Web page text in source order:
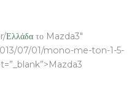
Ελλάδα το Mazda3″
07/01/mono-me-ton-1-5-